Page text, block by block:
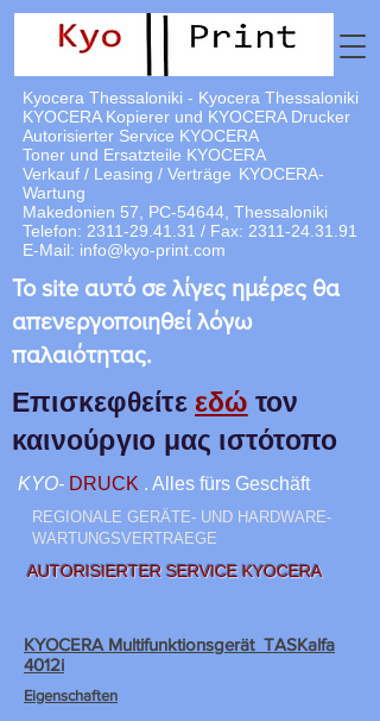
AUTORISIERTER SERVICE KYOCERA
Kyocera Thessaloniki - Kyocera Thessaloniki
KYOCERA Kopierer und KYOCERA Drucker
Autorisierter Service KYOCERA
Toner und Ersatzteile KYOCERA
Verkauf / Leasing / Verträge KYOCERA-
Wartung
Makedonien 57, PC-54644, Thessaloniki
Telefon: 2311-29.41.31 / Fax: 2311-24.31.91
E-Mail: info@kyo-print.com
KYO- DRUCK . Alles fürs Geschäft
REGIONALE GERÄTE- UND HARDWARE-
WARTUNGSVERTRAEGE
Το site αυτό σε λίγες ημέρες θα
απενεργοποιηθεί λόγω
παλαιότητας.
Επισκεφθείτε εδώ τον
καινούργιο μας ιστότοπο
KYOCERA Multifunktionsgerät TASKalfa
4012i
Eigenschaften